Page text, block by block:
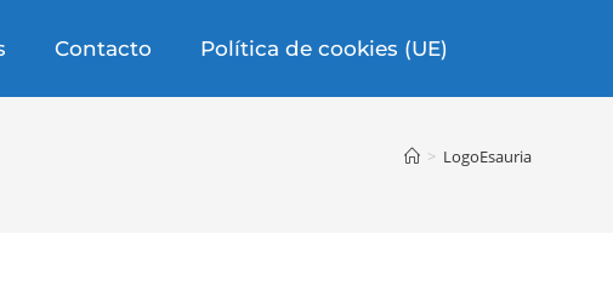
Contacto Política de cookies (UE)
> LogoEsauria